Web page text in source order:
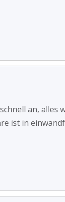
an, alles
ist in